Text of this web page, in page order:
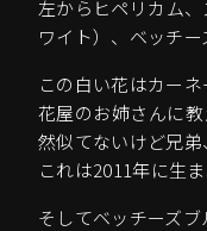
左からヒペリカム
ワイト）、ベッチー
この白い花はカー
花屋のお姉さんに
然似てないけど兄弟
これは2011年に生
そしてベッチーズブ